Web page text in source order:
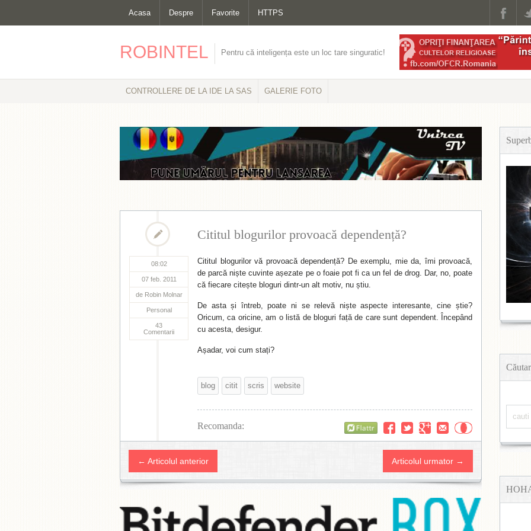
Acasa Despre Favorite HTTPS
ROBINTEL Pentru că inteligența este un loc tare singuratic!
CONTROLLERE DE LA IDE LA SAS GALERIE FOTO
08:02
07 feb. 2011
de Robin Molnar
Personal
43
Comentarii
Cititul blogurilor provoacă dependență?
Cititul blogurilor vă provoacă dependență? De exemplu, mie da, îmi provoacă,
de parcă niște cuvinte așezate pe o foaie pot fi ca un fel de drog. Dar, no, poate
că fiecare citește bloguri dintr-un alt motiv, nu știu.
De asta și întreb, poate ni se relevă niște aspecte interesante, cine știe?
Oricum, ca oricine, am o listă de bloguri față de care sunt dependent. Începând
cu acesta, desigur.
Așadar, voi cum stați?
blog citit scris website
Recomanda:
← Articolul anterior Articolul urmator →